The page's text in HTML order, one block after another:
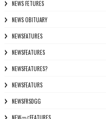
NEWS FETURES
NEWS OBITUARY
NEWSFATURES
NEWSFEATURES
NEWSFEATURES?
NEWSFEATURS
NEWSFRSDGG